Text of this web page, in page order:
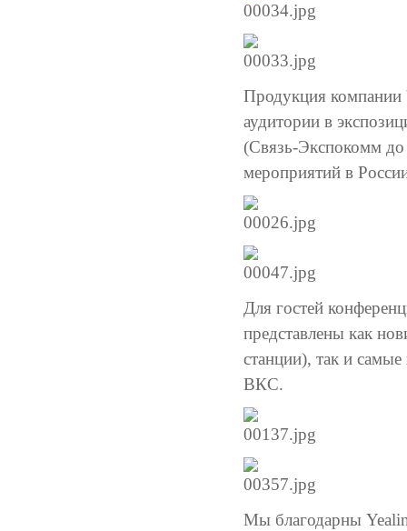
Продукция компании
аудитории в
(Связь-Экспокомм
мероприятий в
Для гостей
представлены как
станции), так и
ВКС.
Мы благодарны